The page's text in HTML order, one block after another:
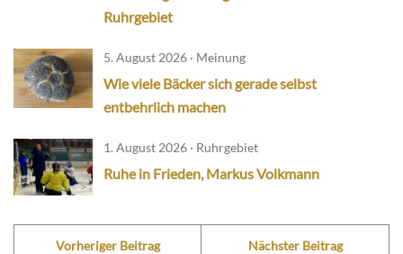
Ruhrgebiet
5. August 2026 · Meinung
Wie viele Bäcker sich gerade selbst
entbehrlich machen
1. August 2026 · Ruhrgebiet
Ruhe in Frieden, Markus Volkmann
Vorheriger Beitrag Nächster Beitrag